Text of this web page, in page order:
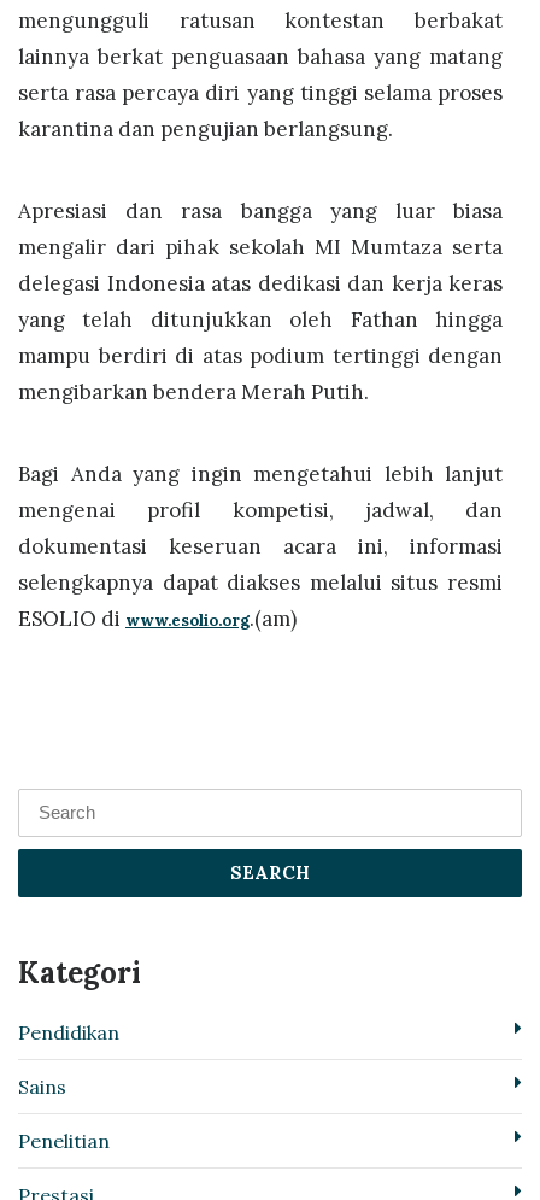
mengungguli ratusan kontestan berbakat
lainnya berkat penguasaan bahasa yang matang
serta rasa percaya diri yang tinggi selama proses
karantina dan pengujian berlangsung.
Apresiasi dan rasa bangga yang luar biasa
mengalir dari pihak sekolah MI Mumtaza serta
delegasi Indonesia atas dedikasi dan kerja keras
yang telah ditunjukkan oleh Fathan hingga
mampu berdiri di atas podium tertinggi dengan
mengibarkan bendera Merah Putih.
Bagi Anda yang ingin mengetahui lebih lanjut
mengenai profil kompetisi, jadwal, dan
dokumentasi keseruan acara ini, informasi
selengkapnya dapat diakses melalui situs resmi
ESOLIO di www.esolio.org.(am)
SEARCH
Kategori
Pendidikan
Sains
Penelitian